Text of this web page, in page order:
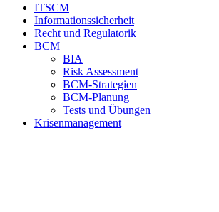
ITSCM
Informationssicherheit
Recht und Regulatorik
BCM
BIA
Risk Assessment
BCM-Strategien
BCM-Planung
Tests und Übungen
Krisenmanagement